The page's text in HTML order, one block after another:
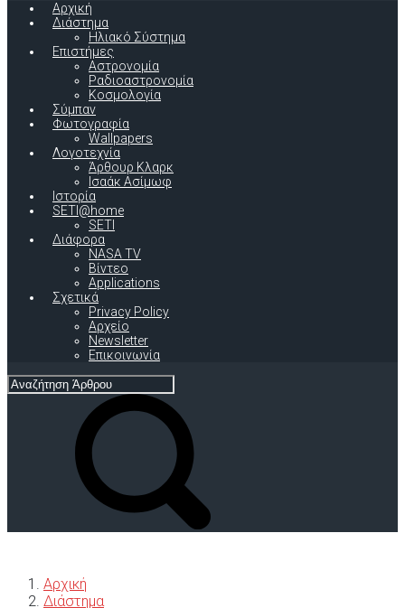
Αρχική
Διάστημα
Ηλιακό Σύστημα
Επιστήμες
Αστρονομία
Ραδιοαστρονομία
Κοσμολογία
Σύμπαν
Φωτογραφία
Wallpapers
Λογοτεχνία
Άρθουρ Κλαρκ
Ισαάκ Ασίμωφ
Ιστορία
SETI@home
SETI
Διάφορα
NASA TV
Βίντεο
Applications
Σχετικά
Privacy Policy
Αρχείο
Newsletter
Επικοινωνία
Αρχική
Διάστημα